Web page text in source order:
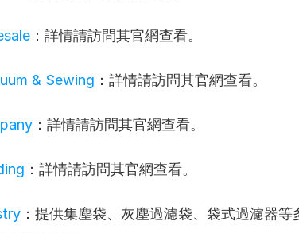
：詳情請訪問其官網查看。
& Sewing ：詳情請訪問其官網查看。
：詳情請訪問其官網查看。
：詳情請訪問其官網查看。
：提供集塵袋、灰塵過濾袋、袋式過濾器